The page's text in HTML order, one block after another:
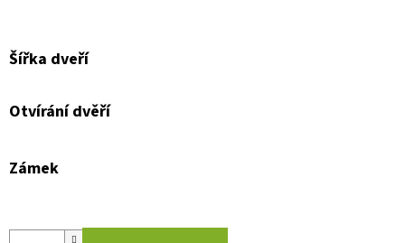
Šířka dveří
Otvírání dvěří
Zámek